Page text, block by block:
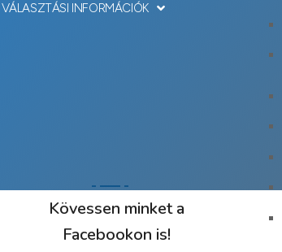
VÁLASZTÁSI INFORMÁCIÓK
Kövessen minket a
Facebookon is!